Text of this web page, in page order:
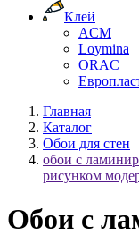
Клей
ACM
Loymina
ORAC
Главная
Каталог
Обои для стен
обои с
рисунком
Обои с